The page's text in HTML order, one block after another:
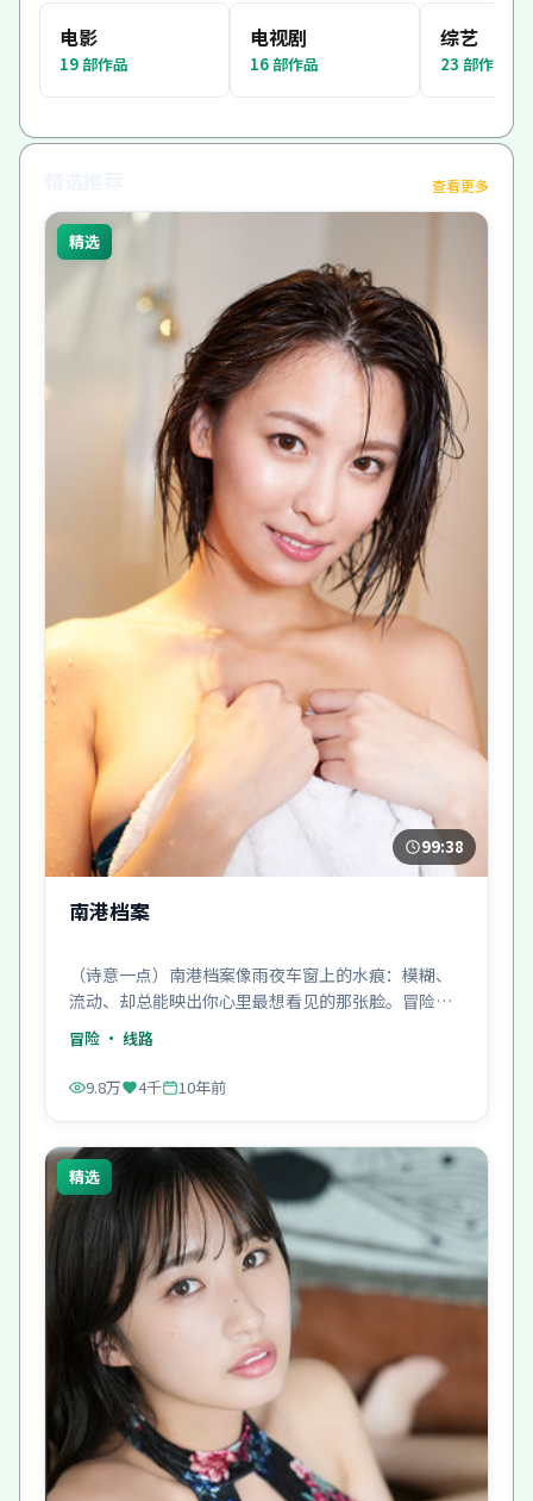
电影
19 部作品
电视剧
16 部作品
综艺
23 部作品
查看更多
精选
99:38
南港档案
（诗意一点）南港档案像雨夜车窗上的水痕：模糊、
流动、却总能映出你心里最想看见的那张脸。冒险只
是夜色。
冒险 · 线路
9.8万 4千 10年前
精选